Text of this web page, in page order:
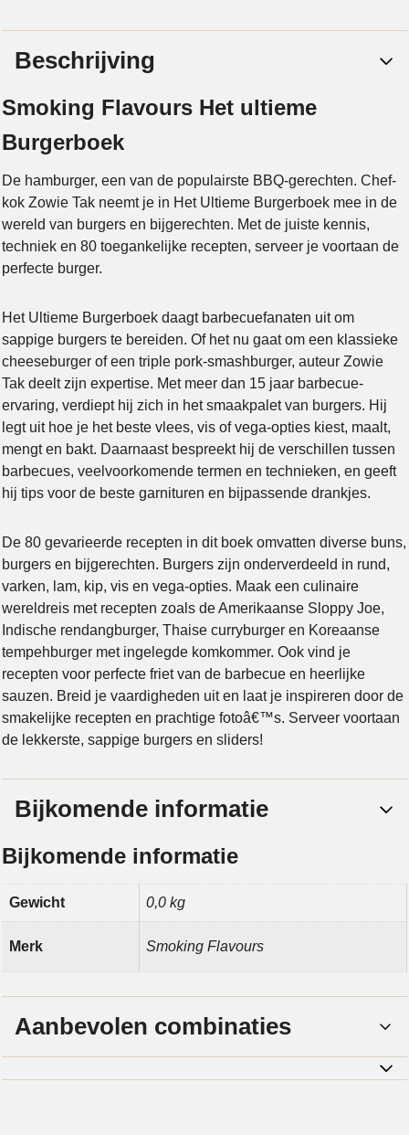
Beschrijving
Smoking Flavours Het ultieme
Burgerboek
De hamburger, een van de populairste BBQ-gerechten. Chef-
kok Zowie Tak neemt je in Het Ultieme Burgerboek mee in de
wereld van burgers en bijgerechten. Met de juiste kennis,
techniek en 80 toegankelijke recepten, serveer je voortaan de
perfecte burger.
Het Ultieme Burgerboek daagt barbecuefanaten uit om
sappige burgers te bereiden. Of het nu gaat om een klassieke
cheeseburger of een triple pork-smashburger, auteur Zowie
Tak deelt zijn expertise. Met meer dan 15 jaar barbecue-
ervaring, verdiept hij zich in het smaakpalet van burgers. Hij
legt uit hoe je het beste vlees, vis of vega-opties kiest, maalt,
mengt en bakt. Daarnaast bespreekt hij de verschillen tussen
barbecues, veelvoorkomende termen en technieken, en geeft
hij tips voor de beste garnituren en bijpassende drankjes.
De 80 gevarieerde recepten in dit boek omvatten diverse buns,
burgers en bijgerechten. Burgers zijn onderverdeeld in rund,
varken, lam, kip, vis en vega-opties. Maak een culinaire
wereldreis met recepten zoals de Amerikaanse Sloppy Joe,
Indische rendangburger, Thaise curryburger en Koreaanse
tempehburger met ingelegde komkommer. Ook vind je
recepten voor perfecte friet van de barbecue en heerlijke
sauzen. Breid je vaardigheden uit en laat je inspireren door de
smakelijke recepten en prachtige fotoâ€™s. Serveer voortaan
de lekkerste, sappige burgers en sliders!
Bijkomende informatie
Bijkomende informatie
Gewicht 0,0 kg
Merk Smoking Flavours
Aanbevolen combinaties